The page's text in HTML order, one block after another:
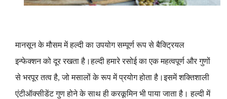
मानसून के मौसम में हल्दी का उपयोग सम्पूर्ण रूप से बैक्ट्रियल
इन्फेक्शन को दूर रखता है ।हल्दी हमारे रसोई का एक महत्वपूर्ण और गुणों
से भरपूर तत्व है,जो मसालों के रूप में प्रयोग होता है ।इसमें शक्तिशाली
एंटीऑक्सीडेंट गुण होने के साथ ही करकूमिन भी पाया जाता है । हल्दी में